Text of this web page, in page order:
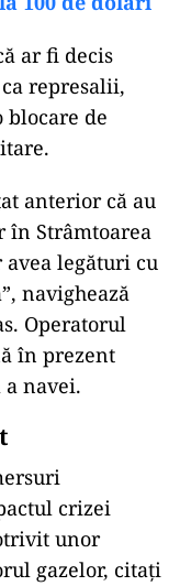
ar fi decis
represalii,
de
anterior că au
în Strâmtoarea
avea legături cu
navighează
Operatorul
în prezent
navei.
crizei
unor
gazelor, citați